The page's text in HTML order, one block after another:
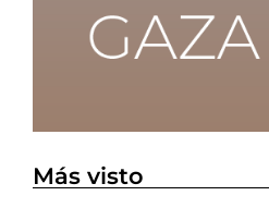
Más visto